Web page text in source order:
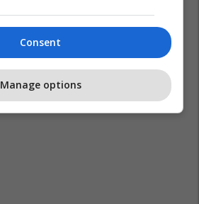
Consent
Manage options